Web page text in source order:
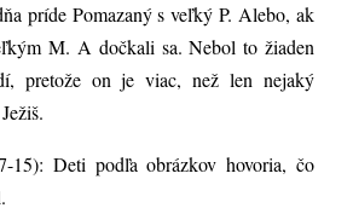
príde Pomazaný s veľký P. Alebo, ak
M. A dočkali sa. Nebol to žiaden
pretože on je viac, než len nejaký
15): Deti podľa obrázkov hovoria, čo